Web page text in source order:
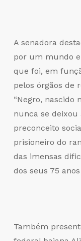
A senadora
por um mundo
que foi, em
pelos órgãos de
“Negro, nascido
nunca se
preconceito
prisioneiro do
das imensas
dos seus 75 anos
Também